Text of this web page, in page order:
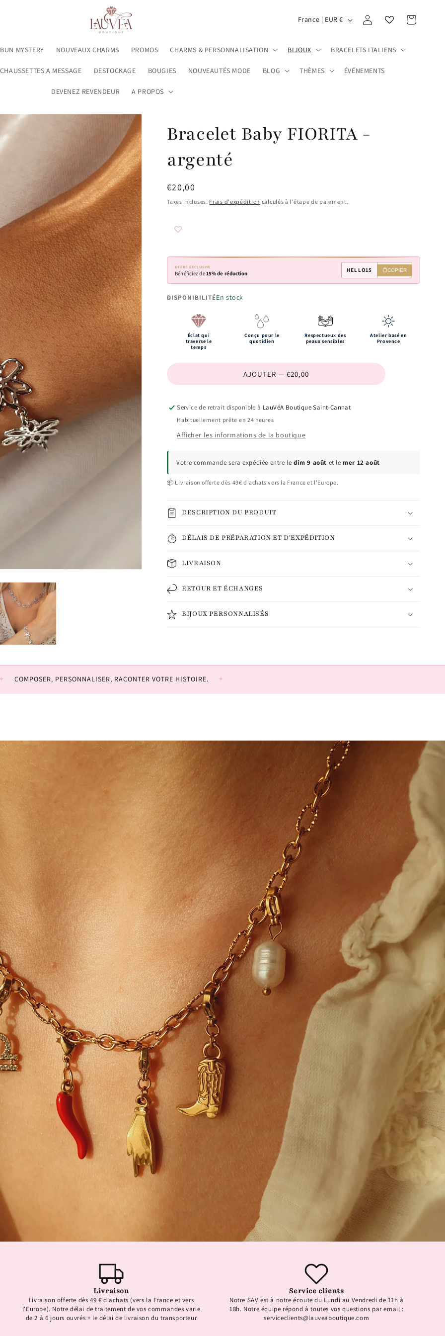
MYSTERY NOUVEAUX CHARMS PROMOS CHARMS & PERSONNALISATION BIJOUX BRACELETS ITALIENS
CHAUSSETTES A MESSAGE DESTOCKAGE BOUGIES NOUVEAUTÉS MODE BLOG THÈMES ÉVÉNEMENTS
DEVENEZ REVENDEUR A PROPOS
y
g
i
France | EUR € Connexion Panier
Bracelet Baby FIORITA -
argenté
Prix
habituel
€20,00
Taxes incluses. Frais d'expédition calculés à l'étape de paiement.
OFFRE EXCLUSIVE
Bénéficiez de15% de réduction HELLO15 COPIER
DISPONIBILITÉEn stock
Éclat qui
traverse le
temps
Conçu pour le
quotidien
Respectueux des
peaux sensibles
Atelier basé en
Provence
AJOUTER — €20,00
Service de retrait disponible à LauVéA Boutique Saint-Cannat
Habituellement prête en 24 heures
Afficher les informations de la boutique
Votre commande sera expédiée entre le dim 9 août et lemer 12 août
📦 Livraison offerte dès 49€ d'achats vers la France et l'Europe.
DESCRIPTION DU PRODUIT
DÉLAIS DE PRÉPARATION ET D'EXPÉDITION
LIVRAISON
RETOUR ET ÉCHANGES
BIJOUX PERSONNALISÉS
COMPOSER, PERSONNALISER, RACONTER VOTRE HISTOIRE.
Livraison
Livraison offerte dès 49 € d'achats (vers la France et vers
l'Europe). Notre délai de traitement de vos commandes varie
de 2 à 6 jours ouvrés + le délai de livraison du transporteur
Service clients
Notre SAV est à notre écoute du Lundi au Vendredi de 11h à
18h. Notre équipe répond à toutes vos questions par email :
serviceclients@lauveaboutique.com